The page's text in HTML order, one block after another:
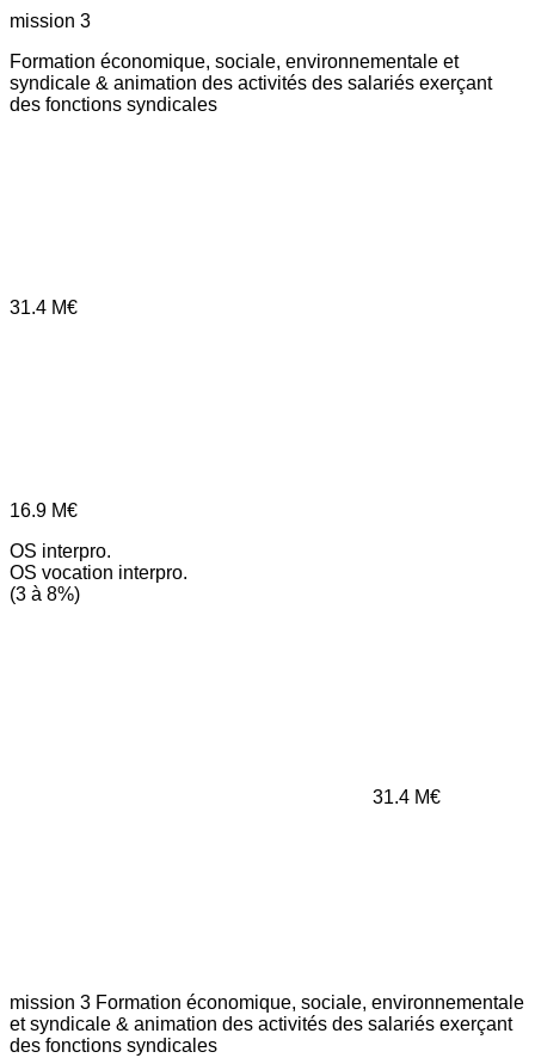
mission 3
Formation économique, sociale, environnementale et
syndicale & animation des activités des salariés exerçant
des fonctions syndicales
31.4 M€
16.9 M€
OS interpro.
OS vocation interpro.
(3 à 8%)
31.4 M€
mission 3 Formation économique, sociale, environnementale
et syndicale & animation des activités des salariés exerçant
des fonctions syndicales